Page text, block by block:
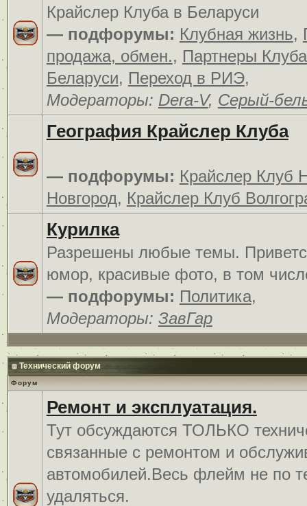
Крайслер Клуба в Беларуси
— подфорумы: Клубная жизнь,
продажа, обмен., Партнеры
Беларуси, Переход в РИЭ,
Модераторы: Dera-V, Серый-
География Крайслер Клуба
— подфорумы: Крайслер Клуб
Новгород, Крайслер Клуб
Курилка
Разрешены любые темы.
юмор, красивые фото, в том
— подфорумы: Политика,
Модераторы: ЗавГар
Технический форум
Форум
Ремонт и эксплуатация.
Тут обсуждаются ТОЛЬКО
связанные с ремонтом и
автомобилей.Весь флейм не по
удаляться.